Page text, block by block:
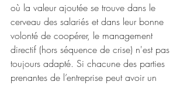
où la valeur ajoutée se trouve dans le
cerveau des salariés et dans leur bonne
volonté de coopérer, le management
directif (hors séquence de crise) n'est pas
toujours adapté. Si chacune des parties
prenantes de l’entreprise peut avoir un